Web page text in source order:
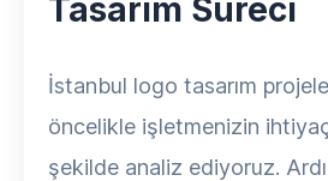
Tasarım Süreci
İstanbul logo tasarım
öncelikle işletmenizin
şekilde analiz ediyoruz.